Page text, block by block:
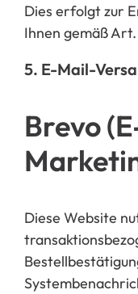
Dies erfolgt zur
Ihnen gemäß Art.
5. E-Mail-
Brevo
Diese Website